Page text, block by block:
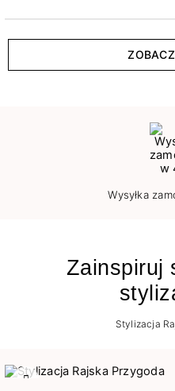
Wysyłka
Zainspiruj
Stylizacja